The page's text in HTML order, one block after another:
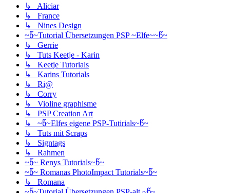
↳ Aliciar
↳ France
↳ Nines Design
~წ~Tutorial Übersetzungen PSP ~Elfe~~წ~
↳ Gerrie
↳ Tuts Keetje - Karin
↳ Keetje Tutorials
↳ Karins Tutorials
↳ Ri@
↳ Corry
↳ Violine graphisme
↳ PSP Creation Art
↳ ~წ~Elfes eigene PSP-Tutirials~წ~
↳ Tuts mit Scraps
↳ Signtags
↳ Rahmen
~წ~ Renys Tutorials~წ~
~წ~ Romanas PhotoImpact Tutorials~წ~
↳ Romana